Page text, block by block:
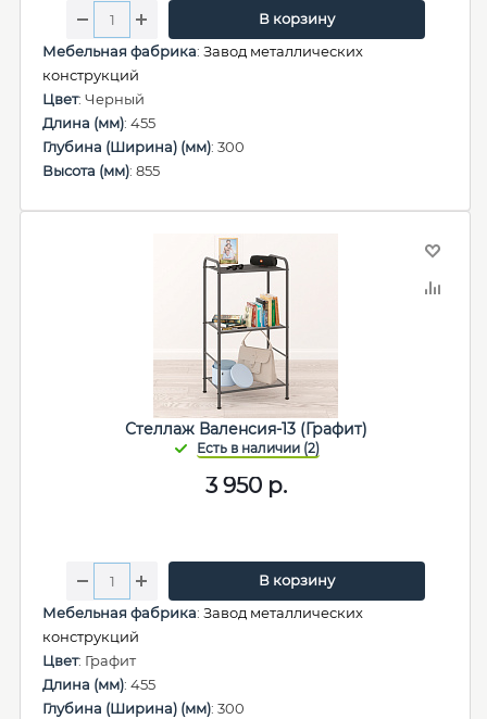
В корзину
Мебельная фабрика: Завод металлических
конструкций
Цвет: Черный
Длина (мм): 455
Глубина (Ширина) (мм): 300
Высота (мм): 855
Стеллаж Валенсия-13 (Графит)
3 950р.
В корзину
Мебельная фабрика: Завод металлических
конструкций
Цвет: Графит
Длина (мм): 455
Глубина (Ширина) (мм): 300